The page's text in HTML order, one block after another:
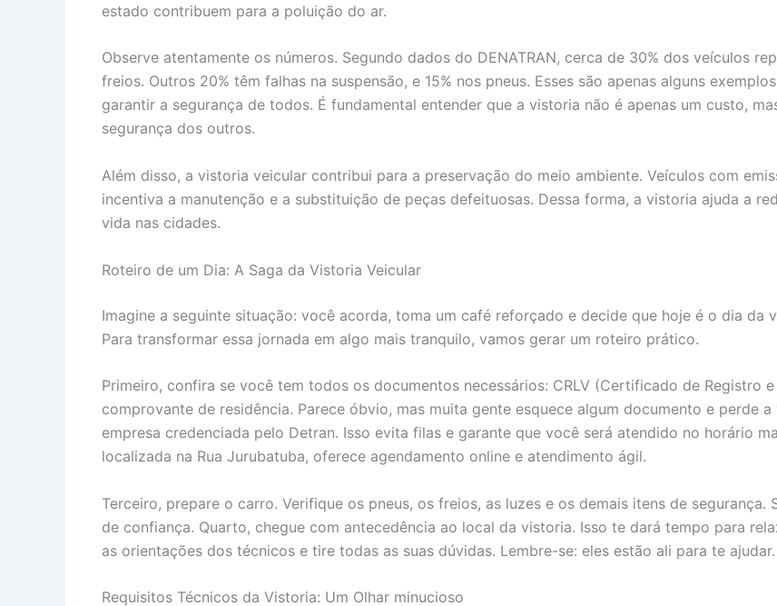
estado contribuem para a poluição do ar.
Observe atentamente os números. Segundo dados do DENATRAN, cerca de 30% dos veículos
freios. Outros 20% têm falhas na suspensão, e 15% nos pneus. Esses são apenas alguns
garantir a segurança de todos. É fundamental entender que a vistoria não é apenas um custo,
segurança dos outros.
Além disso, a vistoria veicular contribui para a preservação do meio ambiente. Veículos com
incentiva a manutenção e a substituição de peças defeituosas. Dessa forma, a vistoria ajuda a
vida nas cidades.
Roteiro de um Dia: A Saga da Vistoria Veicular
Imagine a seguinte situação: você acorda, toma um café reforçado e decide que hoje é o dia da
Para transformar essa jornada em algo mais tranquilo, vamos gerar um roteiro prático.
Primeiro, confira se você tem todos os documentos necessários: CRLV (Certificado de Registro
comprovante de residência. Parece óbvio, mas muita gente esquece algum documento e perde
empresa credenciada pelo Detran. Isso evita filas e garante que você será atendido no horário
localizada na Rua Jurubatuba, oferece agendamento online e atendimento ágil.
Terceiro, prepare o carro. Verifique os pneus, os freios, as luzes e os demais itens de
de confiança. Quarto, chegue com antecedência ao local da vistoria. Isso te dará tempo para
as orientações dos técnicos e tire todas as suas dúvidas. Lembre-se: eles estão ali para te ajudar.
Requisitos Técnicos da Vistoria: Um Olhar minucioso